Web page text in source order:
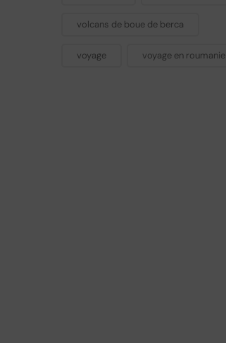
volcans de boue de berca
voyage voyage en roumanie